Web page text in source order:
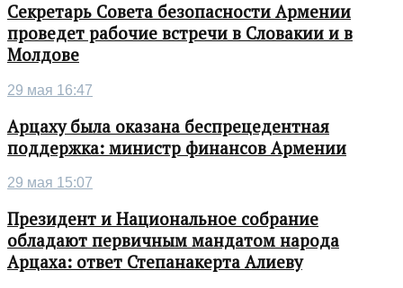
Секретарь Совета безопасности Армении
проведет рабочие встречи в Словакии и в
Молдове
29 мая 16:47
Арцаху была оказана беспрецедентная
поддержка: министр финансов Армении
29 мая 15:07
Президент и Национальное собрание
обладают первичным мандатом народа
Арцаха: ответ Степанакерта Алиеву